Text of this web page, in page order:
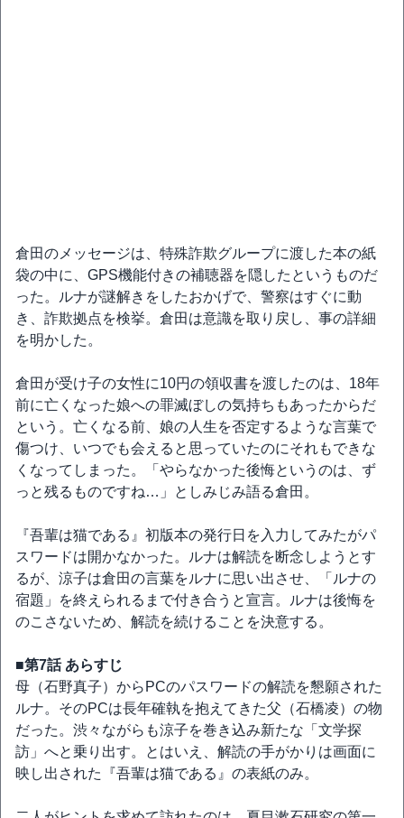
倉田のメッセージは、特殊詐欺グループに渡した本の紙
袋の中に、GPS機能付きの補聴器を隠したというものだ
った。ルナが謎解きをしたおかげで、警察はすぐに動
き、詐欺拠点を検挙。倉田は意識を取り戻し、事の詳細
を明かした。
倉田が受け子の女性に10円の領収書を渡したのは、18年
前に亡くなった娘への罪滅ぼしの気持ちもあったからだ
という。亡くなる前、娘の人生を否定するような言葉で
傷つけ、いつでも会えると思っていたのにそれもできな
くなってしまった。「やらなかった後悔というのは、ず
っと残るものですね…」としみじみ語る倉田。
『吾輩は猫である』初版本の発行日を入力してみたがパ
スワードは開かなかった。ルナは解読を断念しようとす
るが、涼子は倉田の言葉をルナに思い出させ、「ルナの
宿題」を終えられるまで付き合うと宣言。ルナは後悔を
のこさないため、解読を続けることを決意する。
■第7話 あらすじ
母（石野真子）からPCのパスワードの解読を懇願された
ルナ。そのPCは長年確執を抱えてきた父（石橋凌）の物
だった。渋々ながらも涼子を巻き込み新たな「文学探
訪」へと乗り出す。とはいえ、解読の手がかりは画面に
映し出された『吾輩は猫である』の表紙のみ。